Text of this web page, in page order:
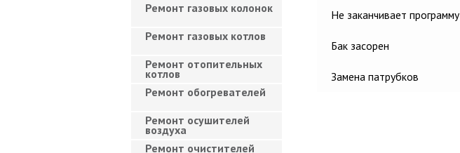
Не заканчивает программу
Бак засорен
Замена патрубков
Ремонт газовых колонок
Ремонт газовых котлов
Ремонт отопительных
котлов
Ремонт обогревателей
Ремонт осушителей
воздуха
Ремонт очистителей